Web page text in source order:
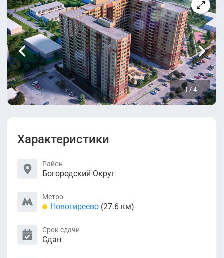
1 / 4
Характеристики
Район
Богородский Округ
Метро
Новогиреево (27.6 км)
Срок сдачи
Сдан